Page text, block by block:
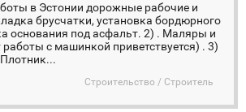
в Эстонии дорожные рабочие и
брусчатки, установка бордюрного
основания под асфальт. 2) . Маляры и
с машинкой приветствуется) . 3)
Строительство / Строитель